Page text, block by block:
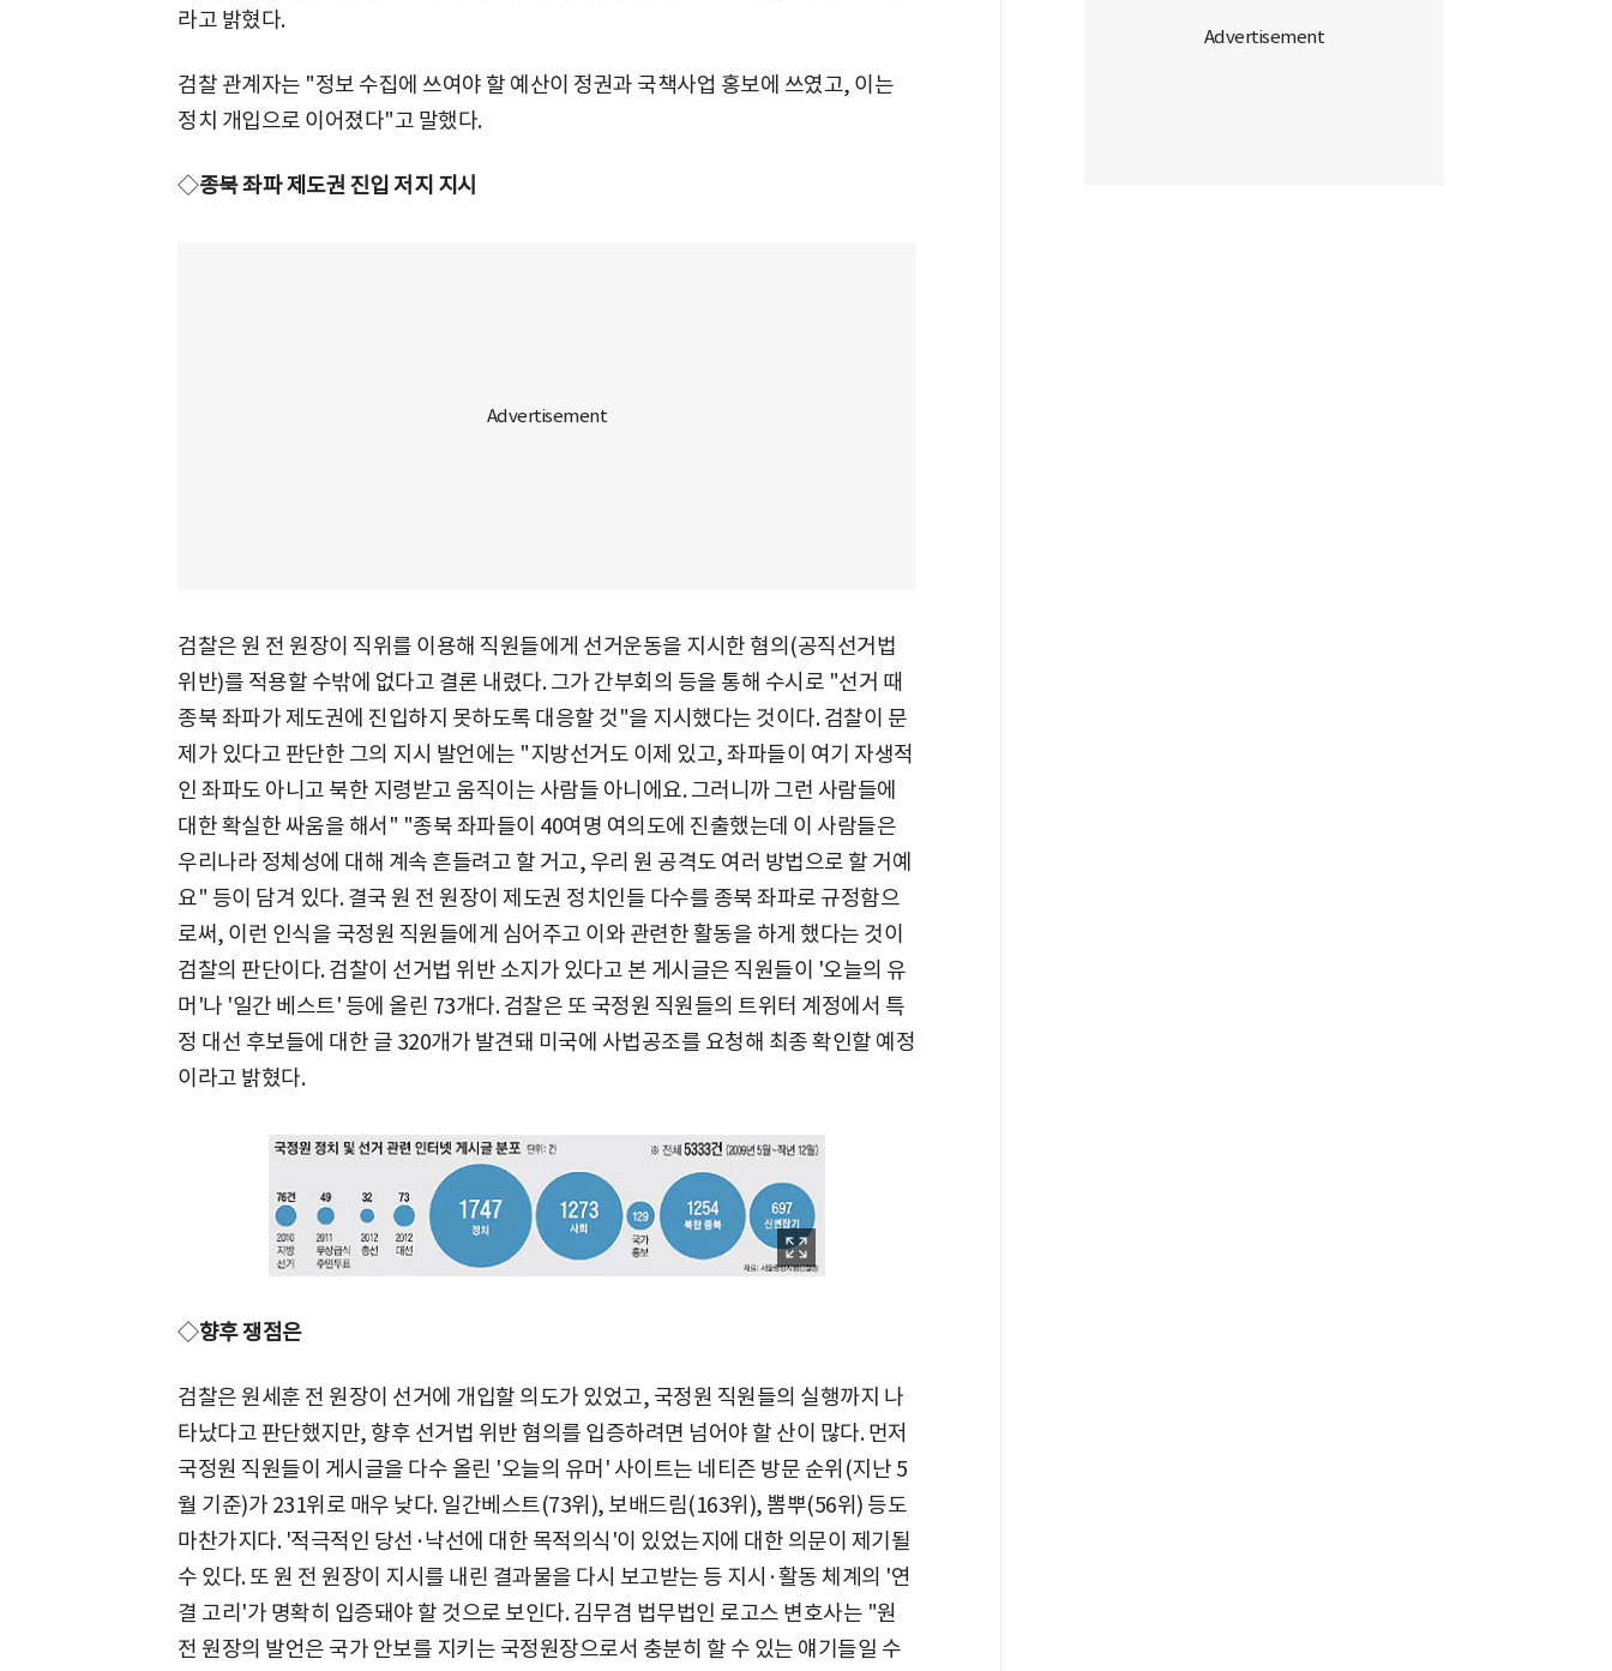
라고 밝혔다.
검찰 관계자는 "정보 수집에 쓰여야 할 예산이 정권과 국책사업 홍보에 쓰였고, 이는
정치 개입으로 이어졌다"고 말했다.
◇종북 좌파 제도권 진입 저지 지시
검찰은 원 전 원장이 직위를 이용해 직원들에게 선거운동을 지시한 혐의(공직선거법
위반)를 적용할 수밖에 없다고 결론 내렸다. 그가 간부회의 등을 통해 수시로 "선거 때
종북 좌파가 제도권에 진입하지 못하도록 대응할 것"을 지시했다는 것이다. 검찰이 문
제가 있다고 판단한 그의 지시 발언에는 "지방선거도 이제 있고, 좌파들이 여기 자생적
인 좌파도 아니고 북한 지령받고 움직이는 사람들 아니에요. 그러니까 그런 사람들에
대한 확실한 싸움을 해서" "종북 좌파들이 40여명 여의도에 진출했는데 이 사람들은
우리나라 정체성에 대해 계속 흔들려고 할 거고, 우리 원 공격도 여러 방법으로 할 거예
요" 등이 담겨 있다. 결국 원 전 원장이 제도권 정치인들 다수를 종북 좌파로 규정함으
로써, 이런 인식을 국정원 직원들에게 심어주고 이와 관련한 활동을 하게 했다는 것이
검찰의 판단이다. 검찰이 선거법 위반 소지가 있다고 본 게시글은 직원들이 '오늘의 유
머'나 '일간 베스트' 등에 올린 73개다. 검찰은 또 국정원 직원들의 트위터 계정에서 특
정 대선 후보들에 대한 글 320개가 발견돼 미국에 사법공조를 요청해 최종 확인할 예정
이라고 밝혔다.
◇향후 쟁점은
검찰은 원세훈 전 원장이 선거에 개입할 의도가 있었고, 국정원 직원들의 실행까지 나
타났다고 판단했지만, 향후 선거법 위반 혐의를 입증하려면 넘어야 할 산이 많다. 먼저
국정원 직원들이 게시글을 다수 올린 '오늘의 유머' 사이트는 네티즌 방문 순위(지난 5
월 기준)가 231위로 매우 낮다. 일간베스트(73위), 보배드림(163위), 뽐뿌(56위) 등도
마찬가지다. '적극적인 당선·낙선에 대한 목적의식'이 있었는지에 대한 의문이 제기될
수 있다. 또 원 전 원장이 지시를 내린 결과물을 다시 보고받는 등 지시·활동 체계의 '연
결 고리'가 명확히 입증돼야 할 것으로 보인다. 김무겸 법무법인 로고스 변호사는 "원
전 원장의 발언은 국가 안보를 지키는 국정원장으로서 충분히 할 수 있는 얘기들일 수